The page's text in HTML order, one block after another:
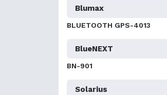
Blumax
BLUETOOTH GPS-4013
BlueNEXT
BN-901
Solarius